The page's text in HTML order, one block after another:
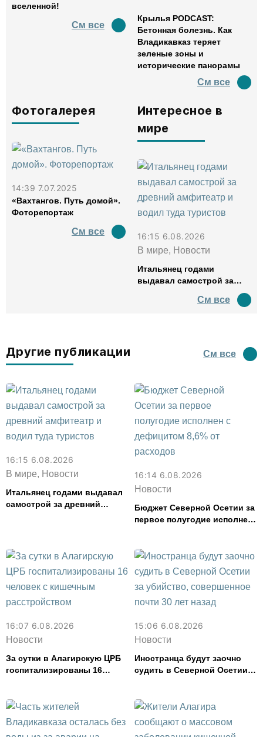
вселенной!
См все
Крылья PODCAST:
Бетонная болезнь. Как
Владикавказ теряет
зеленые зоны и
исторические панорамы
См все
Фотогалерея
14:39 7.07.2025
«Вахтангов. Путь домой».
Фоторепортаж
См все
Интересное в
мире
16:15 6.08.2026
В мире, Новости
Итальянец годами
выдавал самострой за
водил туда туристов
См все
Другие публикации См все
16:15 6.08.2026
В мире, Новости
Итальянец годами выдавал
самострой за древний
16:14 6.08.2026
Новости
Бюджет Северной Осетии за
первое полугодие исполнен
16:07 6.08.2026
Новости
За сутки в Алагирскую ЦРБ
госпитализированы 16
15:06 6.08.2026
Новости
Иностранца будут заочно
судить в Северной Осетии